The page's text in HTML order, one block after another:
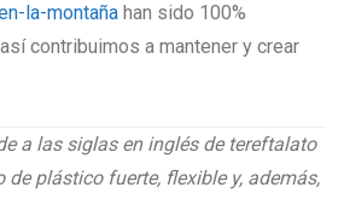
la-montaña han sido 100%
contribuimos a mantener y crear
a las siglas en inglés de tereftalato
plástico fuerte, flexible y, además,